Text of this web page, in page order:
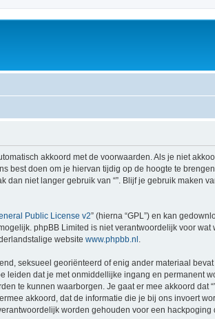
akkoord met de voorwaarden. Als je niet
best doen om je hiervan tijdig op de hoogte te
niet langer gebruik van “”. Blijf je gebruik maken
Public License v2” (hierna “GPL”) en kan
phpBB Limited is niet verantwoordelijk voor
website www.phpbb.nl .
seksueel georiënteerd of enig ander materiaal
dat je met onmiddellijke ingang en permanent
te kunnen waarborgen. Je gaat er mee akkoord dat
akkoord, dat de informatie die je bij ons invoert
worden gehouden voor een